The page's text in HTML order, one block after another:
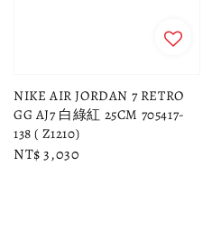
NIKE AIR JORDAN 7 RETRO
GG AJ7 白綠紅 25CM 705417-
138 ( Z1210)
Regular
NT$ 3,030